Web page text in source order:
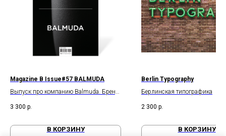
Magazine B Issue#57 BALMUDA
Выпуск про компанию Balmuda. Бренд
3 300 р.
В КОРЗИНУ
Berlin Typography
Берлинская типографика
2 300 р.
В КОРЗИНУ